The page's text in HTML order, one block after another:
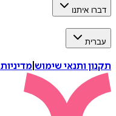
דברו איתנו
עברית
תקנון ותנאי שימוש